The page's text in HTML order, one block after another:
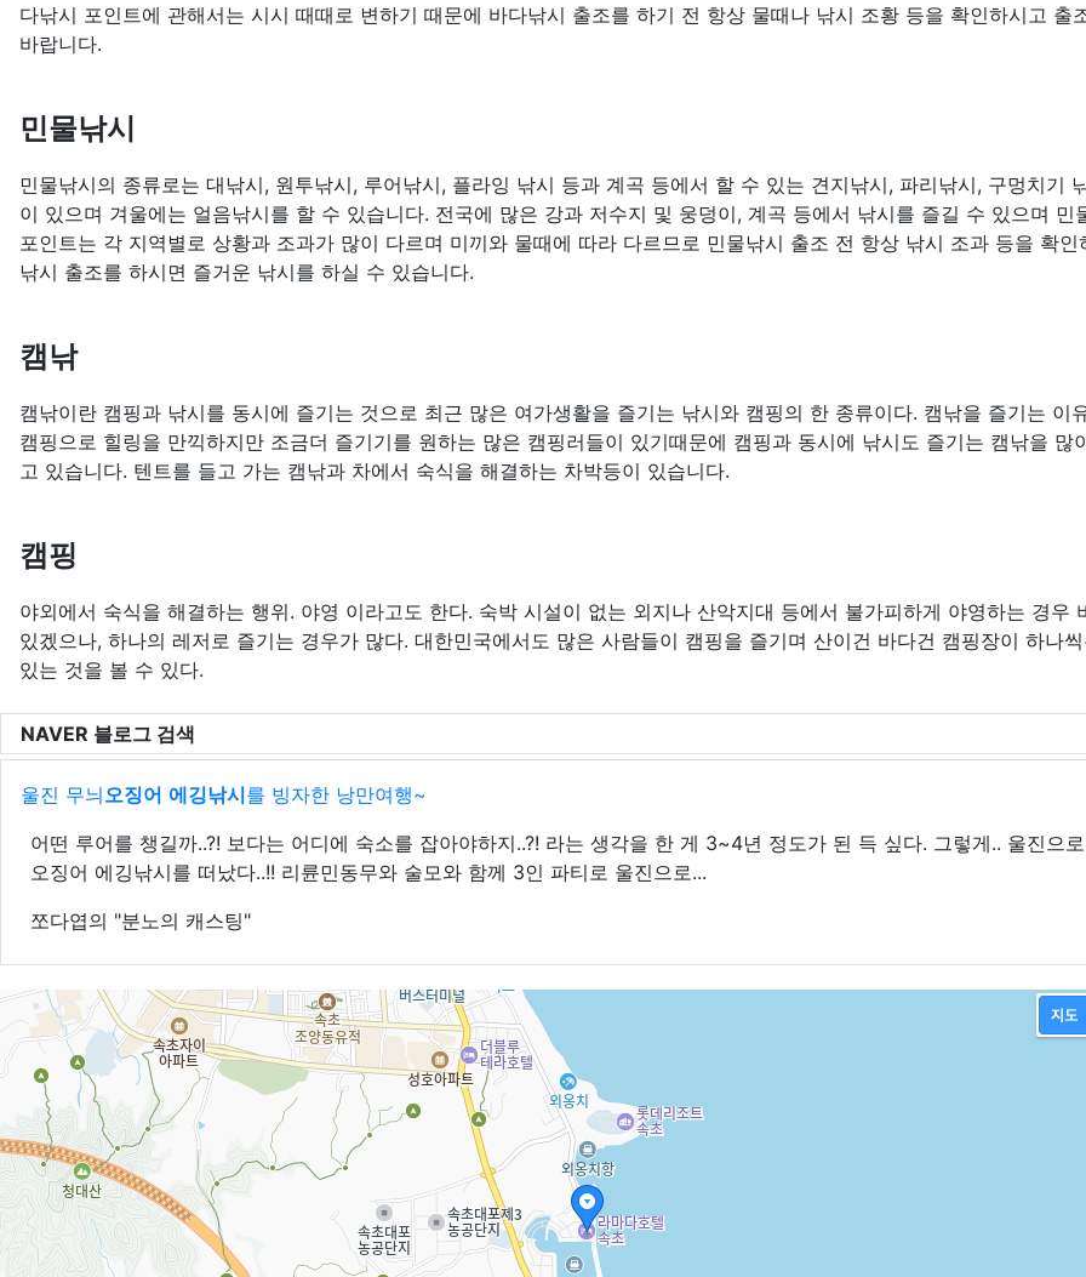
다낚시 포인트에 관해서는 시시 때때로 변하기 때문에 바다낚시 출조를 하기 전 항상 물때나 낚시 조황 등을 확인하시고 출
바랍니다.
민물낚시
민물낚시의 종류로는 대낚시, 원투낚시, 루어낚시, 플라잉 낚시 등과 계곡 등에서 할 수 있는 견지낚시, 파리낚시, 구멍치기
이 있으며 겨울에는 얼음낚시를 할 수 있습니다. 전국에 많은 강과 저수지 및 웅덩이, 계곡 등에서 낚시를 즐길 수 있으며 민
포인트는 각 지역별로 상황과 조과가 많이 다르며 미끼와 물때에 따라 다르므로 민물낚시 출조 전 항상 낚시 조과 등을 확인
낚시 출조를 하시면 즐거운 낚시를 하실 수 있습니다.
캠낚
캠낚이란 캠핑과 낚시를 동시에 즐기는 것으로 최근 많은 여가생활을 즐기는 낚시와 캠핑의 한 종류이다. 캠낚을 즐기는 이
캠핑으로 힐링을 만끽하지만 조금더 즐기기를 원하는 많은 캠핑러들이 있기때문에 캠핑과 동시에 낚시도 즐기는 캠낚을 많
고 있습니다. 텐트를 들고 가는 캠낚과 차에서 숙식을 해결하는 차박등이 있습니다.
캠핑
야외에서 숙식을 해결하는 행위. 야영 이라고도 한다. 숙박 시설이 없는 외지나 산악지대 등에서 불가피하게 야영하는 경우
있겠으나, 하나의 레저로 즐기는 경우가 많다. 대한민국에서도 많은 사람들이 캠핑을 즐기며 산이건 바다건 캠핑장이 하나
있는 것을 볼 수 있다.
NAVER 블로그 검색
울진 무늬오징어 에깅낚시를 빙자한 낭만여행~
어떤 루어를 챙길까..?! 보다는 어디에 숙소를 잡아야하지..?! 라는 생각을 한 게 3~4년 정도가 된 득 싶다. 그렇게.. 울진으
오징어 에깅낚시를 떠났다..!! 리륜민동무와 술모와 함께 3인 파티로 울진으로...
쪼다엽의 "분노의 캐스팅"